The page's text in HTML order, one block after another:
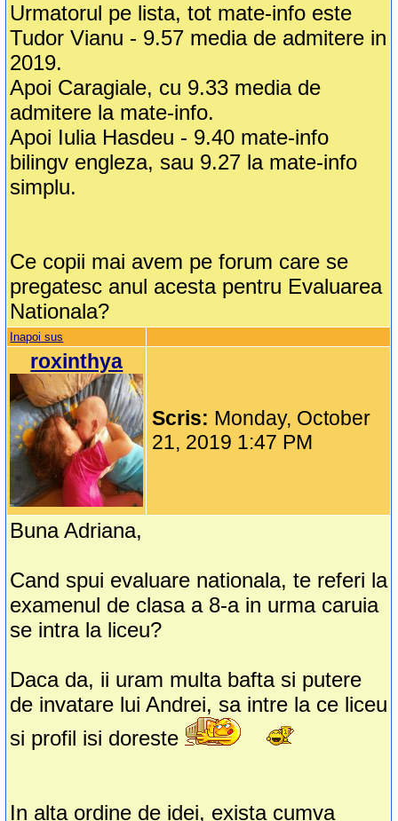
Urmatorul pe lista, tot mate-info este
Tudor Vianu - 9.57 media de admitere in
2019.
Apoi Caragiale, cu 9.33 media de
admitere la mate-info.
Apoi Iulia Hasdeu - 9.40 mate-info
bilingv engleza, sau 9.27 la mate-info
simplu.
Ce copii mai avem pe forum care se
pregatesc anul acesta pentru Evaluarea
Nationala?
Inapoi sus
roxinthya
Scris: Monday, October
21, 2019 1:47 PM
Buna Adriana,
Cand spui evaluare nationala, te referi la
examenul de clasa a 8-a in urma caruia
se intra la liceu?
Daca da, ii uram multa bafta si putere
de invatare lui Andrei, sa intre la ce liceu
si profil isi doreste
In alta ordine de idei, exista cumva